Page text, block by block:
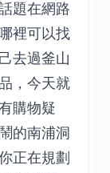
題在網路
裡可以找
去過釜山
，今天就
購物疑
的南浦洞
正在規劃